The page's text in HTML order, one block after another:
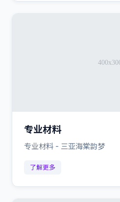
专业材料
专业材料 - 三亚海棠韵梦
了解更多